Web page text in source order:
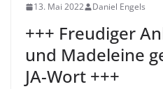
13. Mai 2022 Daniel Engels
+++ Freudiger
und Madeleine
JA-Wort +++